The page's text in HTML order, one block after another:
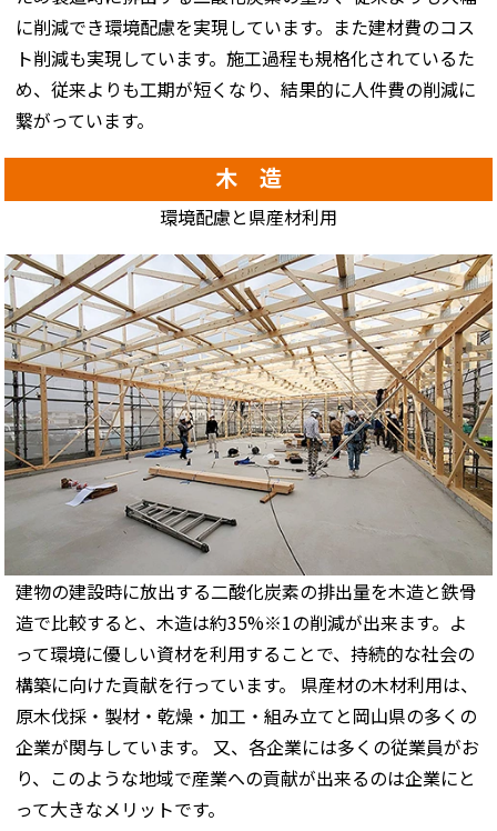
に削減でき環境配慮を実現しています。また建材費のコス
ト削減も実現しています。施工過程も規格化されているた
め、従来よりも工期が短くなり、結果的に人件費の削減に
繋がっています。
木 造
環境配慮と県産材利用
建物の建設時に放出する二酸化炭素の排出量を木造と鉄骨
造で比較すると、木造は約35%※1の削減が出来ます。よ
って環境に優しい資材を利用することで、持続的な社会の
構築に向けた貢献を行っています。 県産材の木材利用は、
原木伐採・製材・乾燥・加工・組み立てと岡山県の多くの
企業が関与しています。 又、各企業には多くの従業員がお
り、このような地域で産業への貢献が出来るのは企業にと
って大きなメリットです。